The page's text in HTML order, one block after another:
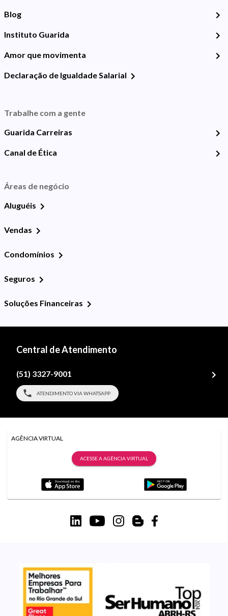
Blog
Instituto Guarida
Amor que movimenta
Declaração de Igualdade Salarial
Trabalhe com a gente
Guarida Carreiras
Canal de Ética
Áreas de negócio
Aluguéis
Vendas
Condomínios
Seguros
Soluções Financeiras
Central de Atendimento
(51) 3327-9001
ATENDIMENTO VIA WHATSAPP
AGÊNCIA VIRTUAL
ACESSE A AGÊNCIA VIRTUAL